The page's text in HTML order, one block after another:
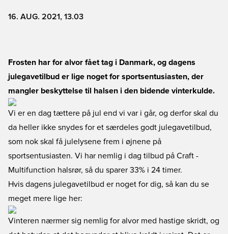
16. AUG. 2021, 13.03
Frosten har for alvor fået tag i Danmark, og dagens
julegavetilbud er lige noget for sportsentusiasten, der
mangler beskyttelse til halsen i den bidende vinterkulde.
Vi er en dag tættere på jul end vi var i går, og derfor skal du
da heller ikke snydes for et særdeles godt julegavetilbud,
som nok skal få julelysene frem i øjnene på
sportsentusiasten. Vi har nemlig i dag tilbud på Craft -
Multifunction halsrør, så du sparer 33% i 24 timer.
Hvis dagens julegavetilbud er noget for dig, så kan du se
meget mere lige her:
Vinteren nærmer sig nemlig for alvor med hastige skridt, og